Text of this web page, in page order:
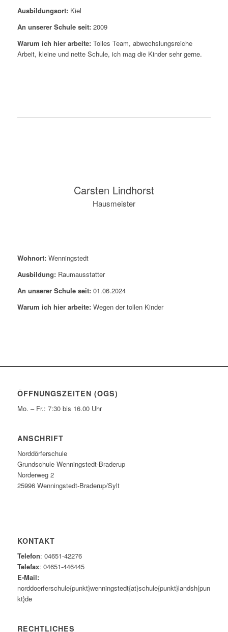
Ausbildungsort: Kiel
An unserer Schule seit: 2009
Warum ich hier arbeite: Tolles Team, abwechslungsreiche
Arbeit, kleine und nette Schule, ich mag die Kinder sehr gerne.
Carsten Lindhorst
Hausmeister
Wohnort: Wenningstedt
Ausbildung: Raumausstatter
An unserer Schule seit: 01.06.2024
Warum ich hier arbeite: Wegen der tollen Kinder
ÖFFNUNGSZEITEN (OGS)
Mo. – Fr.: 7:30 bis 16.00 Uhr
ANSCHRIFT
Norddörferschule
Grundschule Wenningstedt-Braderup
Norderweg 2
25996 Wenningstedt-Braderup/Sylt
KONTAKT
Telefon: 04651-42276
Telefax: 04651-446445
E-Mail:
norddoerferschule{punkt}wenningstedt{at}schule{punkt}landsh{pun
kt}de
RECHTLICHES